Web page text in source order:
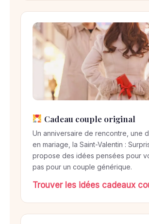
Cadeau couple original
Un anniversaire de rencontre, une
en mariage, la Saint-Valentin :
propose des idées pensées pour
pas pour un couple générique.
Trouver les idées cadeaux